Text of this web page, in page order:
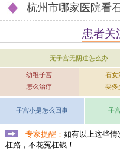
杭州市哪家医院看
患者关
无子宫无阴道怎么办
幼稚子宫
怎么治疗
石女
要多
子宫小是怎么回事 子
专家提醒：如有以上这些
枉路，不花冤枉钱！